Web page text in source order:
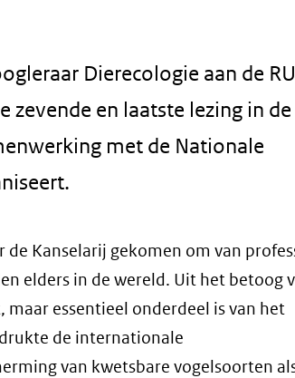
Dierecologie aan de
zevende en laatste lezing in de
met de Nationale
Kanselarij gekomen om van
elders in de wereld. Uit het betoog
essentieel onderdeel is van het
de internationale
van kwetsbare vogelsoorten